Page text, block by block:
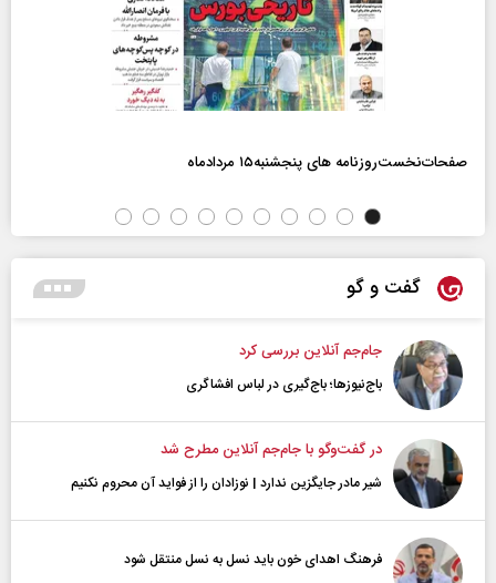
صفحات‌نخست‌روزنامه ها‌ی پنجشنبه‌۱۵ مردادماه
گفت و گو
جام‌جم آنلاین بررسی کرد
باج‌نیوزها؛ باج‌گیری در لباس افشاگری
در گفت‌و‌گو با جام‌جم آنلاین مطرح شد
شیر مادر جایگزین ندارد | نوزادان را از فواید آن محروم نکنیم
فرهنگ اهدای خون باید نسل به نسل منتقل شود